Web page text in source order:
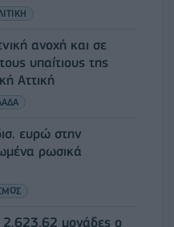
ανοχή και σε
υπαίτιους της
Αττική
ευρώ στην
ρωσικά
2.623,62 μονάδες ο